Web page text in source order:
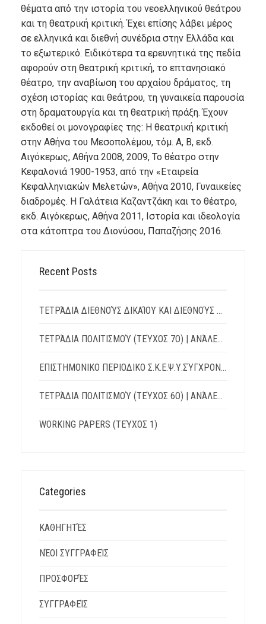
θέματα από την ιστορία του νεοελληνικού θεάτρου
και τη θεατρική κριτική. Έχει επίσης λάβει μέρος
σε ελληνικά και διεθνή συνέδρια στην Ελλάδα και
το εξωτερικό. Ειδικότερα τα ερευνητικά της πεδία
αφορούν στη θεατρική κριτική, το επτανησιακό
θέατρο, την αναβίωση του αρχαίου δράματος, τη
σχέση ιστορίας και θεάτρου, τη γυναικεία παρουσία
στη δραματουργία και τη θεατρική πράξη. Έχουν
εκδοθεί οι μονογραφίες της: Η θεατρική κριτική
στην Αθήνα του Μεσοπολέμου, τόμ. Α, B, εκδ.
Αιγόκερως, Αθήνα 2008, 2009, Το θέατρο στην
Κεφαλονιά 1900-1953, από την «Εταιρεία
Κεφαλληνιακών Μελετών», Αθήνα 2010, Γυναικείες
διαδρομές. Η Γαλάτεια Καζαντζάκη και το θέατρο,
εκδ. Αιγόκερως, Αθήνα 2011, Ιστορία και ιδεολογία
στα κάτοπτρα του Διονύσου, Παπαζήσης 2016.
Recent Posts
ΤΕΤΡΆΔΙΑ ΔΙΕΘΝΟΎΣ ΔΙΚΑΊΟΥ ΚΑΙ ΔΙΕΘΝΟΎΣ ΠΟΛΙΤΙΚΉΣ | TΕΎΧΟΣ 15 – ΙΟΎΛΙΟΣ 2026
ΤΕΤΡΆΔΙΑ ΠΟΛΙΤΙΣΜΟΎ (ΤΕΎΧΟΣ 7Ο) | ΑΝΆΛΕΚΤΑ: ΛΌΓΟΙ – ΔΙΆΛΟΓΟΙ – ΑΝΤΊΛΟΓΟΙ
ΕΠΙΣΤΗΜΟΝΙΚΟ ΠΕΡΙΟΔΙΚΟ Σ.Κ.Ε.Ψ.Υ.ΣΎΓΧΡΟΝΗ ΚΟΙΝΩΝΊΑ, ΕΚΠΑΊΔΕΥΣΗ & ΨΥΧΙΚΉ ΥΓΕΊΑ
ΤΕΤΡΆΔΙΑ ΠΟΛΙΤΙΣΜΟΎ (ΤΕΎΧΟΣ 6Ο) | ΑΝΆΛΕΚΤΑ: ΛΌΓΟΙ – ΔΙΆΛΟΓΟΙ – ΑΝΤΊΛΟΓΟΙ
WORKING PAPERS (ΤΕΎΧΟΣ 1)
Categories
ΚΑΘΗΓΗΤΈΣ
ΝΈΟΙ ΣΥΓΓΡΑΦΕΊΣ
ΠΡΟΣΦΟΡΈΣ
ΣΥΓΓΡΑΦΕΊΣ